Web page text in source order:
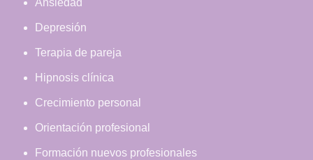
Ansiedad
Depresión
Terapia de pareja
Hipnosis clínica
Crecimiento personal
Orientación profesional
Formación nuevos profesionales